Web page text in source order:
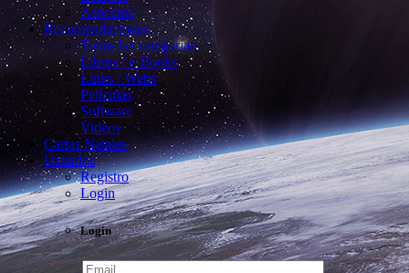
Aspectos
Recomendaciones
Todas las categorías
Libros / e-Books
Links / Webs
Películas
Software
Videos
Cartas Natales
Usuarios
Registro
Login
Login